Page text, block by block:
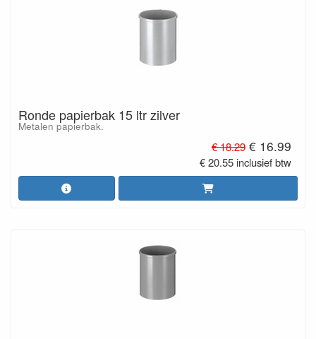
Ronde papierbak 15 ltr zilver
Metalen papierbak.
€ 18.29 € 16.99
€ 20.55 inclusief btw